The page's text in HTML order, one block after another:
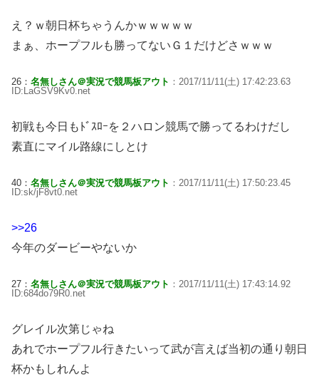
え？ｗ朝日杯ちゃうんかｗｗｗｗｗ
まぁ、ホープフルも勝ってないＧ１だけどさｗｗｗ
26： 名無しさん＠実況で競馬板アウト ：2017/11/11(土) 17:42:23.63
ID:LaGSV9Kv0.net
初戦も今日もﾄﾞｽﾛｰを２ハロン競馬で勝ってるわけだし
素直にマイル路線にしとけ
40： 名無しさん＠実況で競馬板アウト ：2017/11/11(土) 17:50:23.45
ID:sk/jF8vt0.net
>>26
今年のダービーやないか
27： 名無しさん＠実況で競馬板アウト ：2017/11/11(土) 17:43:14.92
ID:684do79R0.net
グレイル次第じゃね
あれでホープフル行きたいって武が言えば当初の通り朝日
杯かもしれんよ